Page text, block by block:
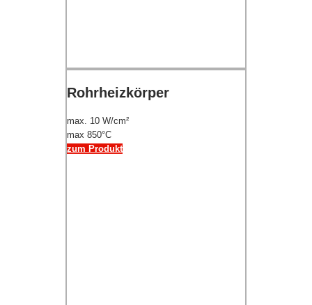
Rohrheizkörper
max. 10 W/cm²
max 850°C
zum Produkt